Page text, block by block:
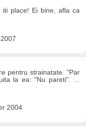
iti place! Ei bine, afla ca
pentru strainatate. "Par
la ea: "Nu pareti". ...
2004